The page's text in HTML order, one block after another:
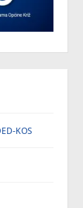
KOS